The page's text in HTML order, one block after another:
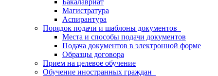
Бакалавриат
Магистратура
Аспирантура
Порядок подачи и шаблоны документов
Места и способы подачи документов
Подача документов в электронной форме
Образцы договора
Прием на целевое обучение
Обучение иностранных граждан